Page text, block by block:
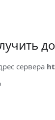
сервера